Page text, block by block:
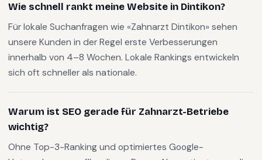
Wie schnell rankt meine Website in Dintikon?
Für lokale Suchanfragen wie «Zahnarzt Dintikon» sehen
unsere Kunden in der Regel erste Verbesserungen
innerhalb von 4–8 Wochen. Lokale Rankings entwickeln
sich oft schneller als nationale.
Warum ist SEO gerade für Zahnarzt-Betriebe
wichtig?
Ohne Top-3-Ranking und optimiertes Google-